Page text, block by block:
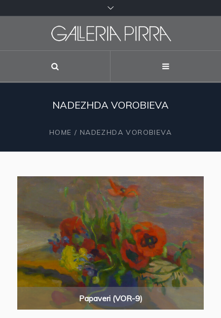
NADEZHDA VOROBIEVA
HOME / NADEZHDA VOROBIEVA
Papaveri (VOR-9)